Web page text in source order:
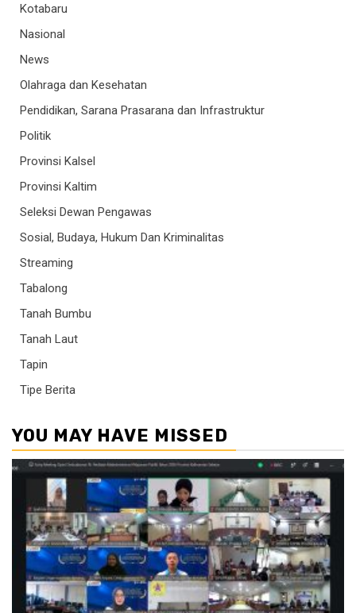
Kotabaru
Nasional
News
Olahraga dan Kesehatan
Pendidikan, Sarana Prasarana dan Infrastruktur
Politik
Provinsi Kalsel
Provinsi Kaltim
Seleksi Dewan Pengawas
Sosial, Budaya, Hukum Dan Kriminalitas
Streaming
Tabalong
Tanah Bumbu
Tanah Laut
Tapin
Tipe Berita
YOU MAY HAVE MISSED